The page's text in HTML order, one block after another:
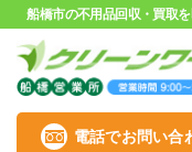
船橋市の不用品回収・買取
電話でお問い合